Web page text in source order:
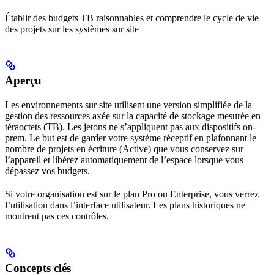
Établir des budgets TB raisonnables et comprendre le cycle de vie
des projets sur les systèmes sur site
Aperçu
Les environnements sur site utilisent une version simplifiée de la
gestion des ressources axée sur la capacité de stockage mesurée en
téraoctets (TB). Les jetons ne s’appliquent pas aux dispositifs on-
prem. Le but est de garder votre système réceptif en plafonnant le
nombre de projets en écriture (Active) que vous conservez sur
l’appareil et libérez automatiquement de l’espace lorsque vous
dépassez vos budgets.
Si votre organisation est sur le plan Pro ou Enterprise, vous verrez
l’utilisation dans l’interface utilisateur. Les plans historiques ne
montrent pas ces contrôles.
Concepts clés